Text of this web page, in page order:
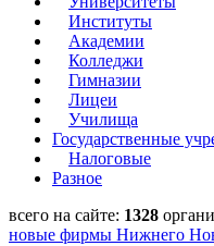
Институты
Академии
Колледжи
Гимназии
Лицеи
Училища
Государственные
Налоговые
Разное
всего на сайте: 1328
новые фирмы Нижнего